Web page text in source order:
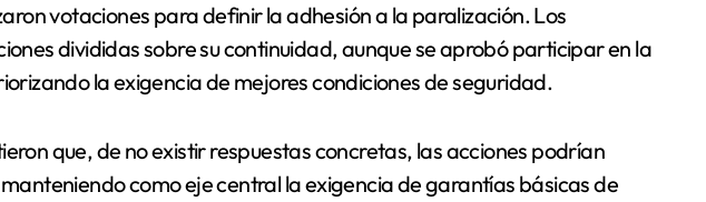
votaciones para definir la adhesión a la paralización. Los
divididas sobre su continuidad, aunque se aprobó participar en la
la exigencia de mejores condiciones de seguridad.
que, de no existir respuestas concretas, las acciones podrían
como eje central la exigencia de garantías básicas de